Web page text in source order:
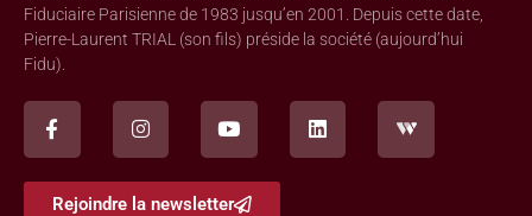
Fiduciaire Parisienne de 1983 jusqu’en 2001. Depuis cette date,
Pierre-Laurent TRIAL (son fils) préside la société (aujourd’hui
Fidu).
Rejoindre la newsletter